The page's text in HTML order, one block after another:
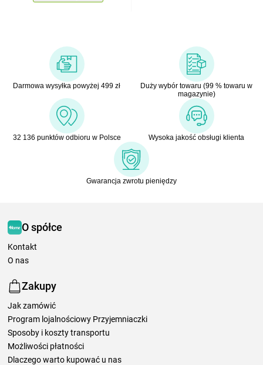
Darmowa wysyłka powyżej 499 zł
Duży wybór towaru (99 % towaru w
magazynie)
32 136 punktów odbioru w Polsce Wysoka jakość obsługi klienta
Gwarancja zwrotu pieniędzy
O spółce
Kontakt
O nas
Zakupy
Jak zamówić
Program lojalnościowy Przyjemniaczki
Sposoby i koszty transportu
Możliwości płatności
Dlaczego warto kupować u nas